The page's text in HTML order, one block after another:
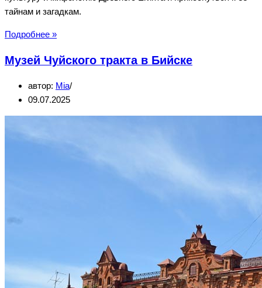
тайнам и загадкам.
Подробнее »Сокровища
Тутанхамона
выставка
в
Кемерово
Музей Чуйского тракта в Бийске
автор: Mia
09.07.2025